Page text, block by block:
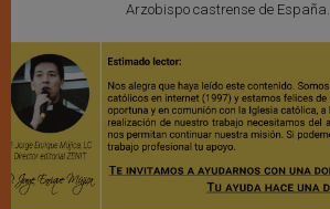
Arzobispo castrense de España.